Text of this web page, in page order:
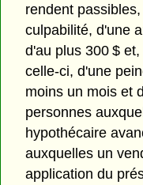
rendent
culpabilité, d'une
d'au plus 300 $
celle-ci, d'une
moins un mois et
personnes
hypothécaire
auxquelles un
application du